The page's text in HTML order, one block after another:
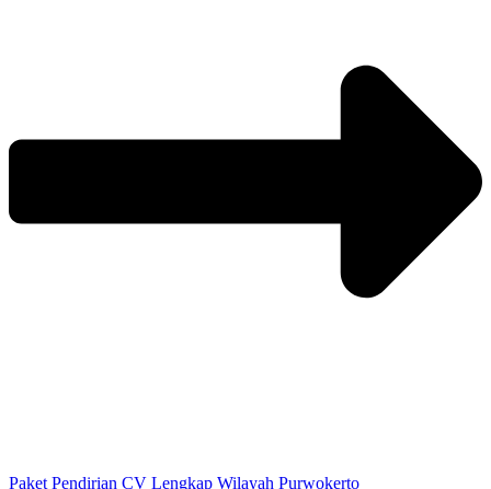
Paket Pendirian CV Lengkap Wilayah Purwokerto